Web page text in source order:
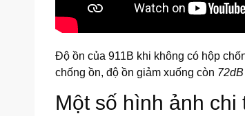
Độ ồn của 911B khi không có hộp
chống ồn, độ ồn giảm xuống còn
Một số hình ảnh